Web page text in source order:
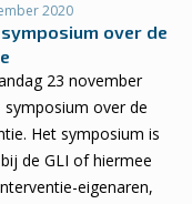
2020
over de
23 november
symposium over de
Het symposium is
de GLI of hiermee
eigenaren,